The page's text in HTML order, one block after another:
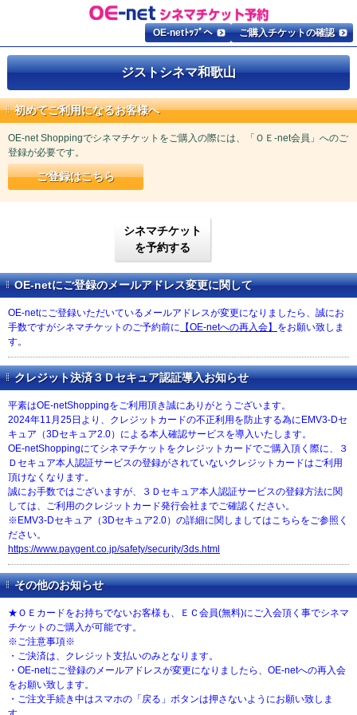
ご購入チケットの確認
OE-netﾄｯﾌﾟへ
ジストシネマ和歌山
初めてご利用になるお客様へ
OE-net Shoppingでシネマチケットをご購入の際には、「ＯＥ-net会員」へのご
登録が必要です。
ご登録はこちら
シネマチケット
を予約する
OE-netにご登録のメールアドレス変更に関して
OE-netにご登録いただいているメールアドレスが変更になりましたら、誠にお
手数ですがシネマチケットのご予約前に 【OE-netへの再入会】 をお願い致しま
す。
クレジット決済３Ｄセキュア認証導入お知らせ
平素はOE-netShoppingをご利用頂き誠にありがとうございます。
2024年11月25日より、クレジットカードの不正利用を防止する為にEMV3-Dセ
キュア（3Dセキュア2.0）による本人確認サービスを導入いたします。
OE-netShoppingにてシネマチケットをクレジットカードでご購入頂く際に、３
Ｄセキュア本人認証サービスの登録がされていないクレジットカードはご利用
頂けなくなります。
誠にお手数ではございますが、３Ｄセキュア本人認証サービスの登録方法に関
しては、ご利用のクレジットカード発行会社までご確認ください。
※EMV3-Dセキュア（3Dセキュア2.0）の詳細に関しましてはこちらをご参照く
ださい。
https://www.paygent.co.jp/safety/security/3ds.html
その他のお知らせ
★ＯＥカードをお持ちでないお客様も、ＥＣ会員(無料)にご入会頂く事でシネマ
チケットのご購入が可能です。
※ご注意事項※
・ご決済は、クレジット支払いのみとなります。
・OE-netにご登録のメールアドレスが変更になりましたら、OE-netへの再入会
をお願い致します。
・ご注文手続き中はスマホの「戻る」ボタンは押さないようにお願い致しま